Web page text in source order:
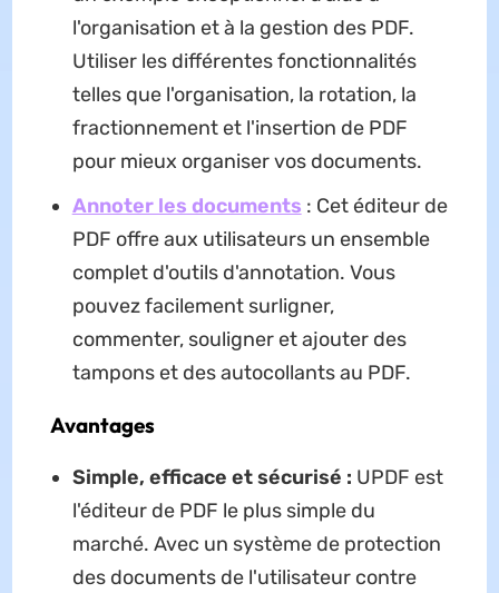
l'organisation et à la gestion des PDF.
Utiliser les différentes fonctionnalités
telles que l'organisation, la rotation, la
fractionnement et l'insertion de PDF
pour mieux organiser vos documents.
Annoter les documents : Cet éditeur de
PDF offre aux utilisateurs un ensemble
complet d'outils d'annotation. Vous
pouvez facilement surligner,
commenter, souligner et ajouter des
tampons et des autocollants au PDF.
Avantages
Simple, efficace et sécurisé : UPDF est
l'éditeur de PDF le plus simple du
marché. Avec un système de protection
des documents de l'utilisateur contre